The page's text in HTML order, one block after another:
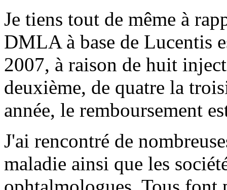
Je tiens tout de même à
DMLA à base de Lucentis
2007, à raison de huit
deuxième, de quatre la
année, le remboursement
J'ai rencontré de
maladie ainsi que les